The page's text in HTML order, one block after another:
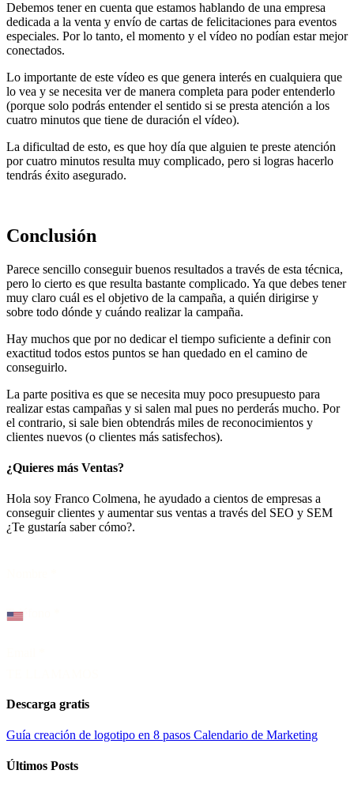
Debemos tener en cuenta que estamos hablando de una empresa
dedicada a la venta y envío de cartas de felicitaciones para eventos
especiales. Por lo tanto, el momento y el vídeo no podían estar mejor
conectados.
Lo importante de este vídeo es que genera interés en cualquiera que
lo vea y se necesita ver de manera completa para poder entenderlo
(porque solo podrás entender el sentido si se presta atención a los
cuatro minutos que tiene de duración el vídeo).
La dificultad de esto, es que hoy día que alguien te preste atención
por cuatro minutos resulta muy complicado, pero si logras hacerlo
tendrás éxito asegurado.
Conclusión
Parece sencillo conseguir buenos resultados a través de esta técnica,
pero lo cierto es que resulta bastante complicado. Ya que debes tener
muy claro cuál es el objetivo de la campaña, a quién dirigirse y
sobre todo dónde y cuándo realizar la campaña.
Hay muchos que por no dedicar el tiempo suficiente a definir con
exactitud todos estos puntos se han quedado en el camino de
conseguirlo.
La parte positiva es que se necesita muy poco presupuesto para
realizar estas campañas y si salen mal pues no perderás mucho. Por
el contrario, si sale bien obtendrás miles de reconocimientos y
clientes nuevos (o clientes más satisfechos).
¿Quieres más Ventas?
Hola soy Franco Colmena, he ayudado a cientos de empresas a
conseguir clientes y aumentar sus ventas a través del SEO y SEM
¿Te gustaría saber cómo?.
Teléfono
Descarga gratis
Guía creación de logotipo en 8 pasos Calendario de Marketing
Últimos Posts